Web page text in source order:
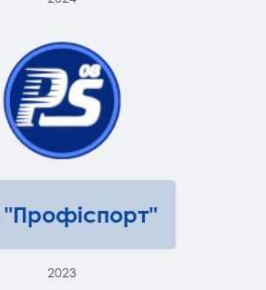
2023